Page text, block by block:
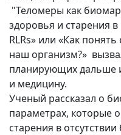
"Теломеры как
здоровья и старения
RLRs» или «Как
наш организм?»
планирующих дальше
и медицину.
Ученый рассказал о
параметрах, которые
старения в